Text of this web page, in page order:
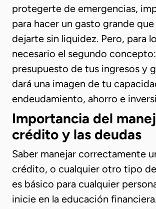
protegerte de emergencias,
para hacer un gasto grande
dejarte sin liquidez. Pero, para
necesario el segundo
presupuesto de tus ingresos y
dará una imagen de tu
endeudamiento, ahorro e
Importancia del
crédito y las deudas
Saber manejar correctamente
crédito, o cualquier otro tipo
es básico para cualquier
inicie en la educación